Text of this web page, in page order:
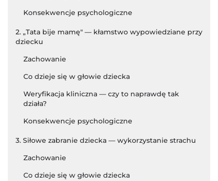
Konsekwencje psychologiczne
2. „Tata bije mamę" — kłamstwo wypowiedziane przy
dziecku
Zachowanie
Co dzieje się w głowie dziecka
Weryfikacja kliniczna — czy to naprawdę tak
działa?
Konsekwencje psychologiczne
3. Siłowe zabranie dziecka — wykorzystanie strachu
Zachowanie
Co dzieje się w głowie dziecka